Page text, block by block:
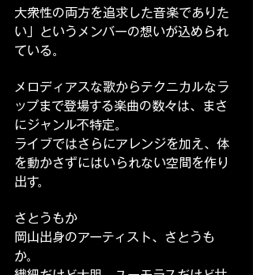
大衆性の両方を追求した音楽でありた
い」というメンバーの想いが込められ
ている。
メロディアスな歌からテクニカルなラ
ップまで登場する楽曲の数々は、まさ
にジャンル不特定。
ライブではさらにアレンジを加え、体
を動かさずにはいられない空間を作り
出す。
さとうもか
岡山出身のアーティスト、さとうも
か。